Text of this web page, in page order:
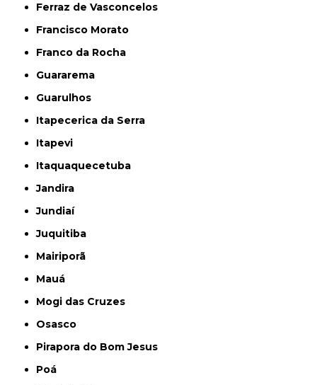
Ferraz de Vasconcelos
Francisco Morato
Franco da Rocha
Guararema
Guarulhos
Itapecerica da Serra
Itapevi
Itaquaquecetuba
Jandira
Jundiaí
Juquitiba
Mairiporã
Mauá
Mogi das Cruzes
Osasco
Pirapora do Bom Jesus
Poá